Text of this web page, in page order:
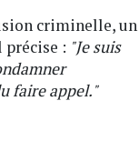
criminelle, un
précise : "Je suis
faire appel."